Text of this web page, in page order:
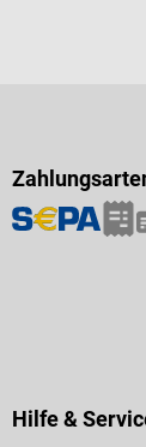
Hilfe &